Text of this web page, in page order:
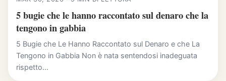
5 bugie che le hanno raccontato sul denaro che la
tengono in gabbia
5 Bugie che Le Hanno Raccontato sul Denaro e che La
Tengono in Gabbia Non è nata sentendosi inadeguata
rispetto...